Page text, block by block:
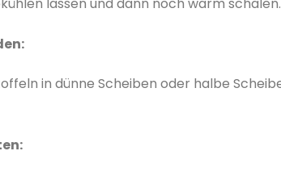
lassen und dann noch warm schälen.
in dünne Scheiben oder halbe